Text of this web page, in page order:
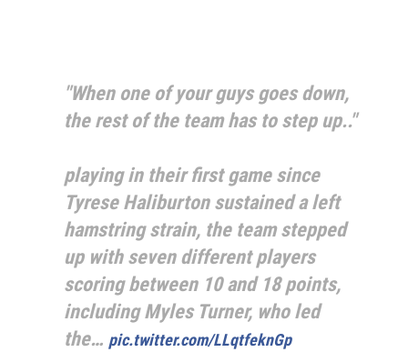
"When one of your guys goes down,
the rest of the team has to step up.."
playing in their first game since
Tyrese Haliburton sustained a left
hamstring strain, the team stepped
up with seven different players
scoring between 10 and 18 points,
including Myles Turner, who led
the… pic.twitter.com/LLqtfeknGp